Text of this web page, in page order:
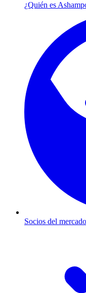
¿Quién es
Socios del mercado